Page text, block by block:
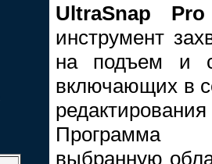
UltraSnap Pro
инструмент
на подъем и
включающих в
Программа
выбранную